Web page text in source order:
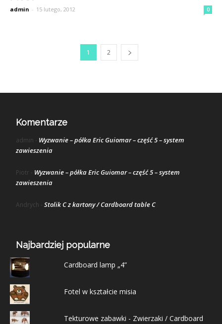
admin - 15 lutego, 2012 0
1 2
Komentarze
admin - Wyzwanie – półka Eric Guiomar – część 5 – system
zawieszenia
Piotr - Wyzwanie – półka Eric Guiomar – część 5 – system
zawieszenia
Andrych - Stolik C z kartony / Cardboard table C
Najbardziej popularne
Cardboard lamp „4”
Fotel w kształcie misia
Tekturowe zabawki - Zwierzaki / Cardboard